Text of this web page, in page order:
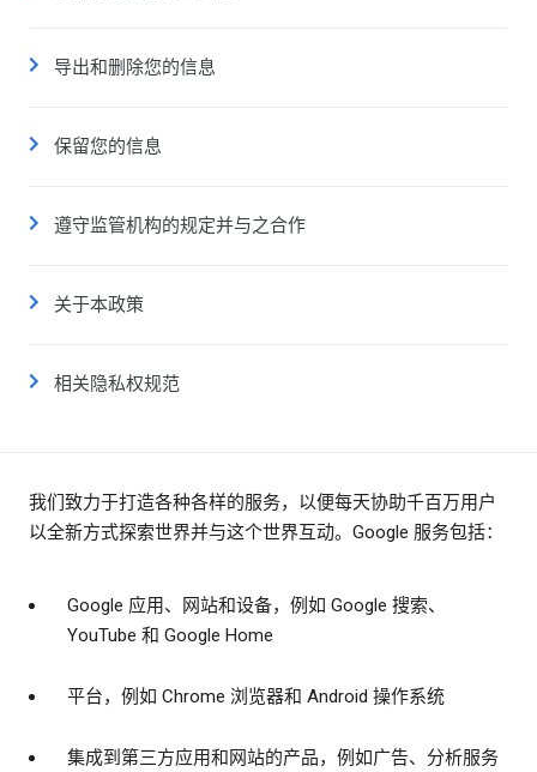
导出和删除您的信息
保留您的信息
遵守监管机构的规定并与之合作
关于本政策
相关隐私权规范
我们致力于打造各种各样的服务，以便每天协助千百万用户
以全新方式探索世界并与这个世界互动。Google 服务包括：
Google 应用、网站和设备，例如 Google 搜索、
YouTube 和 Google Home
平台，例如 Chrome 浏览器和 Android 操作系统
集成到第三方应用和网站的产品，例如广告、分析服务